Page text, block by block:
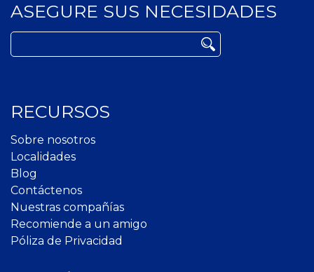
ASEGURE SUS NECESIDADES
Buscar:
RECURSOS
Sobre nosotros
Localidades
Blog
Contáctenos
Nuestras compañías
Recomiende a un amigo
Póliza de Privacidad